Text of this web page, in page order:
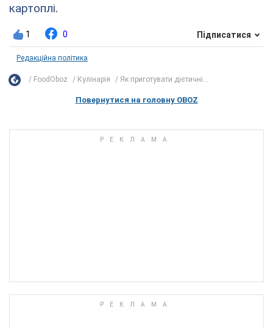
картоплі.
1 0 Підписатися
Редакційна політика
FoodOboz Кулінарія Як приготувати дієтичні...
Повернутися на головну OBOZ